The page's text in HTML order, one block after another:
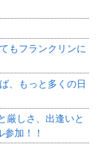
もフランクリンに
、もっと多くの日
厳しさ、出逢いと
加！！